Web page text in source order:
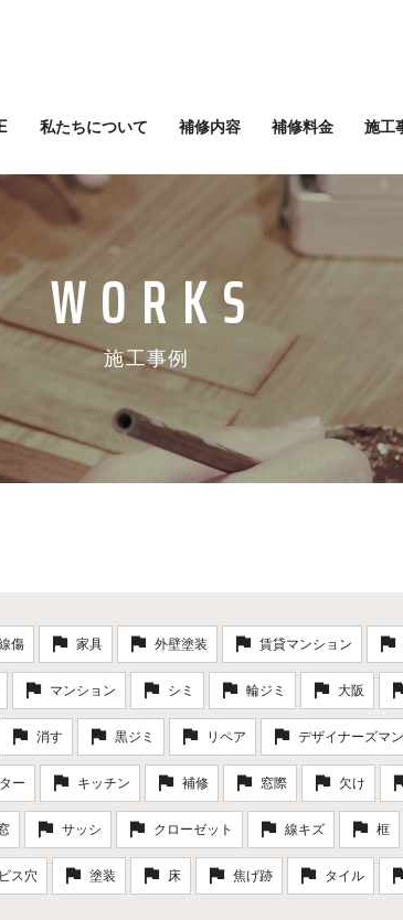
私たちについて 補修内容 補修料金 施工
施工事例
傷 家具 外壁塗装 賃貸マンション
マンション シミ 輪ジミ 大阪
消す 黒ジミ リペア デザイナーズマ
ー キッチン 補修 窓際 欠け
サッシ クローゼット 線キズ 框
ビス穴 塗装 床 焦げ跡 タイル